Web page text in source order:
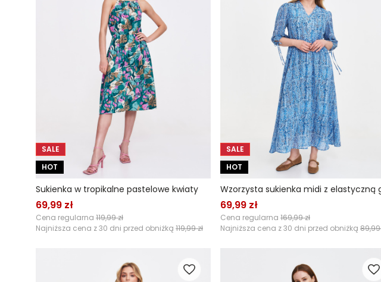
SALE
HOT
Sukienka w tropikalne pastelowe kwiaty
69,99 zł
Cena regularna 119,99 zł
Najniższa cena z 30 dni przed obniżką 119,99 zł
SALE
HOT
69,99 zł
Cena regularna 169,99 zł
Najniższa cena z 30 dni przed obniżką 89,99